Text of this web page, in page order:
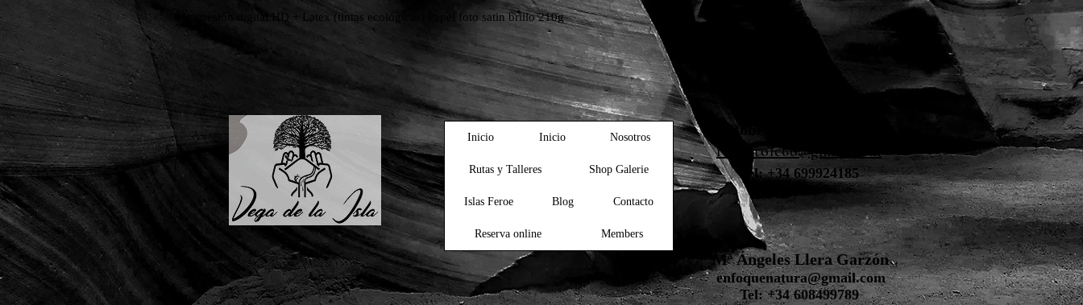
Impresión digital HD + Latex (tintas ecológicas) Papel foto satin brillo 210g
Inicio Inicio Nosotros
Rutas y Talleres Shop Galerie
Islas Feroe Blog Contacto
Reserva online Members
Roberto López Cruz
robertolc66@gmail.com
Tel: +34 699924185
Mª Ángeles Llera Garzón
enfoquenatura@gmail.com
Tel: +34 608499789